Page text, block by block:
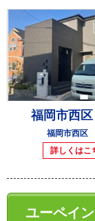
福岡市西
福岡市西区
詳しくはこ
ユーペイ